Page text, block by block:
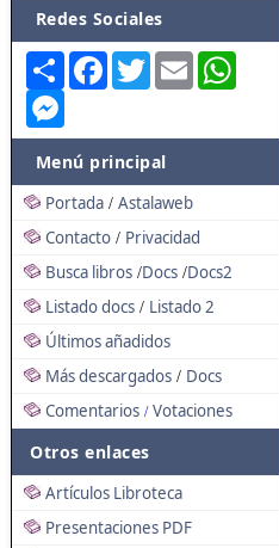
Redes Sociales
Share FacebookTwitterEmail
Menú principal
Portada / Astalaweb
Contacto / Privacidad
Busca libros /Docs /Docs2
Listado docs / Listado 2
Últimos añadidos
Más descargados / Docs
Comentarios / Votaciones
Otros enlaces
Artículos Libroteca
Presentaciones PDF